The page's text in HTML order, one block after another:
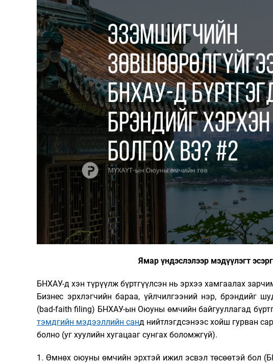
Ямар үндэслэлээр мэдүүлэгт
БНХАУ-д хэн түрүүлж бүртгүүлсэн нь эрхээ хамгаалах
Бизнес эрхлэгчийн бараа, үйлчилгээний нэр, брэндийг
(bad-faith filing) БНХАУ-ын Оюуны өмчийн байгууллагад
тэмдгийн мэдээллийн санд нийтлэгдсэнээс хойш гурван
болно (уг хуулийн хугацааг сунгах боломжгүй).
1. Өмнөх оюуны өмчийн эрхтэй ижил эсвэл төсөөтэй бол (